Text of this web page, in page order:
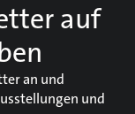
auf
an und
und